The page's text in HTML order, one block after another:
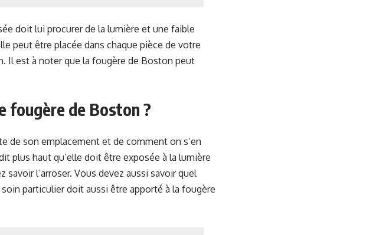
doit lui procurer de la lumière et une faible
peut être placée dans chaque pièce de votre
Il est à noter que la fougère de Boston peut
fougère de Boston ?
de son emplacement et de comment on s’en
plus haut qu’elle doit être exposée à la lumière
l’arroser. Vous devez aussi savoir quel
particulier doit aussi être apporté à la fougère